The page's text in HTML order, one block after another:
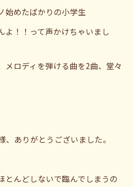
めたばかりの小学生
よ！！って声かけちゃいまし
メロディを弾ける曲を2曲、堂々
、ありがとうございました。
とんどしないで臨んでしまうの